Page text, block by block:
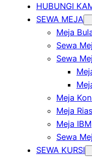
HUBUNGI
SEWA MEJA
Meja
Sewa
Sewa
Meja
Meja Rias
Meja IBM
Sewa
SEWA KURSI